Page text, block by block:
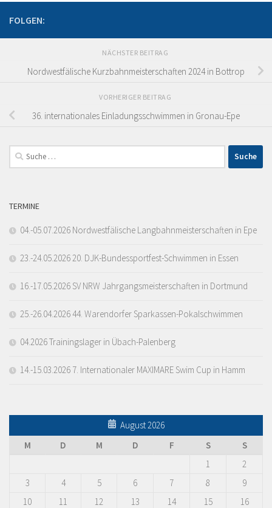
FOLGEN:
NÄCHSTER BEITRAG
Nordwestfälische Kurzbahnmeisterschaften 2024 in Bottrop
VORHERIGER BEITRAG
36. internationales Einladungsschwimmen in Gronau-Epe
Suche
nach:
TERMINE
04.-05.07.2026 Nordwestfälische Langbahnmeisterschaften in Epe
23.-24.05.2026 20. DJK-Bundessportfest-Schwimmen in Essen
16.-17.05.2026 SV NRW Jahrgangsmeisterschaften in Dortmund
25.-26.04.2026 44. Warendorfer Sparkassen-Pokalschwimmen
04.2026 Trainingslager in Übach-Palenberg
14.-15.03.2026 7. Internationaler MAXIMARE Swim Cup in Hamm
August 2026
M
D M D F S
S
1
2
3
4 5 6 7 8
9
10
11 12 13 14 15
16